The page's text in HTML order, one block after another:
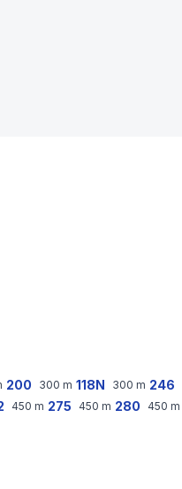
200 300 m 118N 300 m 246
450 m 275 450 m 280 450 m